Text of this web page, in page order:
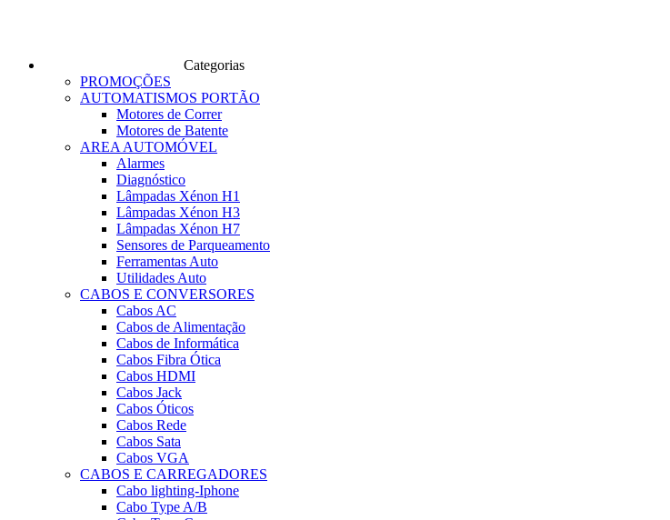
Categorias
PROMOÇÕES
AUTOMATISMOS PORTÃO
Motores de Correr
Motores de Batente
AREA AUTOMÓVEL
Alarmes
Diagnóstico
Lâmpadas Xénon H1
Lâmpadas Xénon H3
Lâmpadas Xénon H7
Sensores de Parqueamento
Ferramentas Auto
Utilidades Auto
CABOS E CONVERSORES
Cabos AC
Cabos de Alimentação
Cabos de Informática
Cabos Fibra Ótica
Cabos HDMI
Cabos Jack
Cabos Óticos
Cabos Rede
Cabos Sata
Cabos VGA
CABOS E CARREGADORES
Cabo lighting-Iphone
Cabo Type A/B